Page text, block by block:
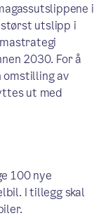
i
størst utslipp i
2030. For å
omstilling av
ut med
100 nye
I tillegg skal